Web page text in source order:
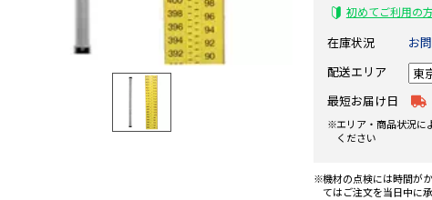
初めてご利用の
在庫状況
お
配送エリア
最短お届け日
エリア・商品状況に
ください
機材の点検には時間が
てはご注文を当日中に